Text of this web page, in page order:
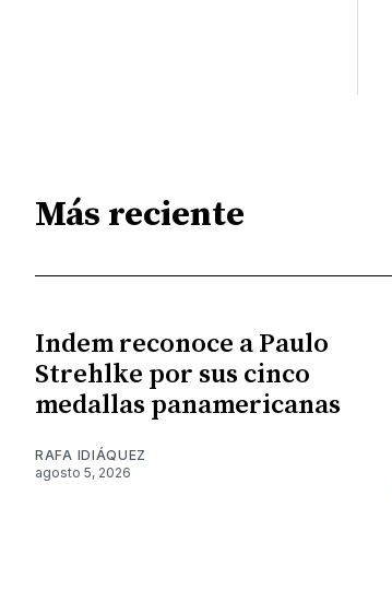
Más reciente
Indem reconoce a Paulo
Strehlke por sus cinco
medallas panamericanas
RAFA IDIÁQUEZ
agosto 5, 2026